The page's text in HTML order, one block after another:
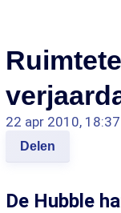
22 apr 2010, 18:37
Delen
De Hubble